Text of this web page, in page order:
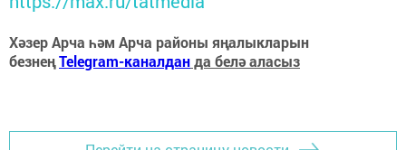
Хәзер Арча һәм Арча районы яңалыкларын
безнеңTelegram-каналданда белә аласыз